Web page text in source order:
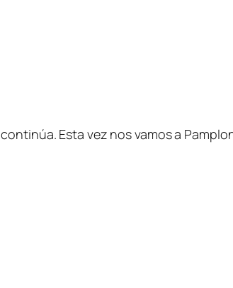
continúa. Esta vez nos vamos a